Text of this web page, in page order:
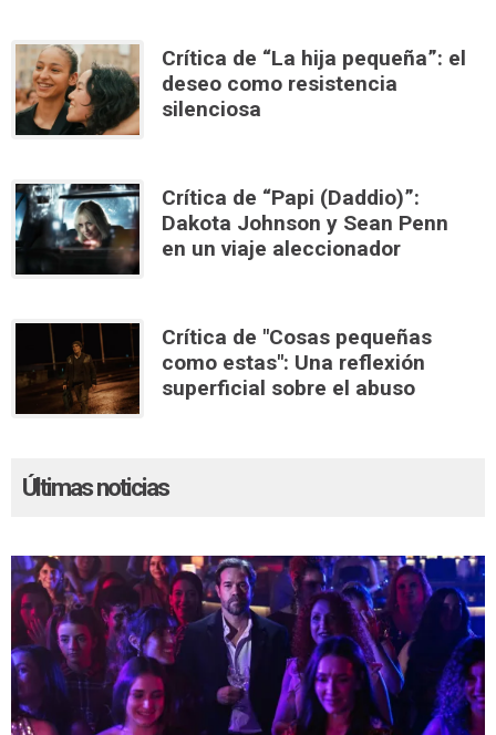
Crítica de “La hija pequeña”: el
deseo como resistencia
silenciosa
Crítica de “Papi (Daddio)”:
Dakota Johnson y Sean Penn
en un viaje aleccionador
Crítica de "Cosas pequeñas
como estas": Una reflexión
superficial sobre el abuso
Últimas noticias